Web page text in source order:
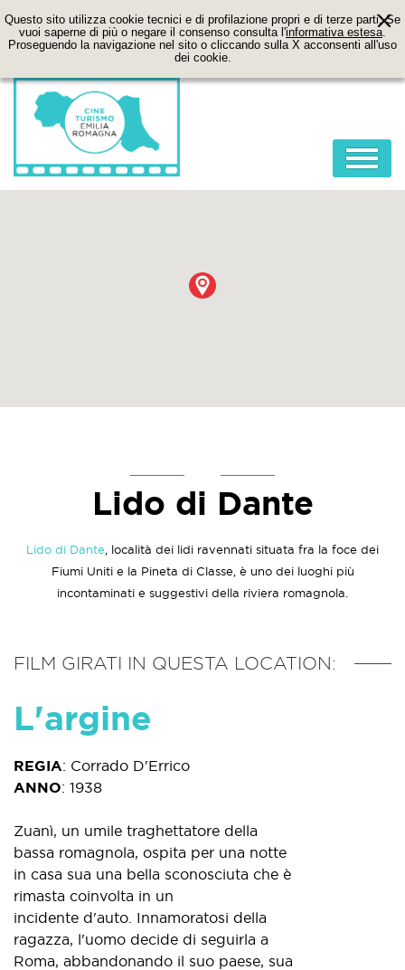
Questo sito utilizza cookie tecnici e di profilazione propri e di terze parti. Se
vuoi saperne di più o negare il consenso consulta l'informativa estesa.
Proseguendo la navigazione nel sito o cliccando sulla X acconsenti all'uso
dei cookie.
FILM
LOCATION
Lido di Dante
Lido di Dante , località dei lidi ravennati situata fra la foce dei
Fiumi Uniti e la Pineta di Classe, è uno dei luoghi più
incontaminati e suggestivi della riviera romagnola.
FILM GIRATI IN QUESTA LOCATION:
L'argine
REGIA: Corrado D'Errico
ANNO: 1938
Zuanì, un umile traghettatore della
bassa romagnola, ospita per una notte
in casa sua una bella sconosciuta che è
rimasta coinvolta in un
incidente d'auto. Innamoratosi della
ragazza, l'uomo decide di seguirla a
Roma, abbandonando il suo paese, sua